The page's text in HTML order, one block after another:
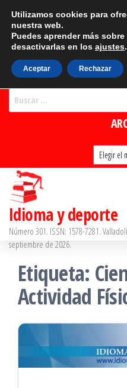
Saltar
contenido
Categorías
Archivos
Idioma y deporte
Número 301. ISSN: 1578-7281.
septiembre de 2026.
Etiqueta:
Actividad
Utilizamos cookies para
nuestra web.
Puedes aprender más
desactivarlas en los ajustes.
Aceptar Rechazar